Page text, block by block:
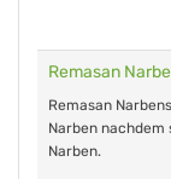
Remasan
Remasan
Narben nachdem
Narben.